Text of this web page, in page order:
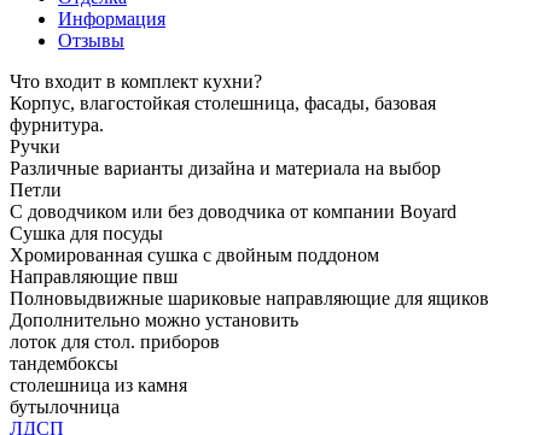
Информация
Отзывы
Что входит в комплект кухни?
Корпус, влагостойкая столешница, фасады, базовая
фурнитура.
Ручки
Различные варианты дизайна и материала на выбор
Петли
С доводчиком или без доводчика от компании Boyard
Сушка для посуды
Хромированная сушка с двойным поддоном
Направляющие пвш
Полновыдвижные шариковые направляющие для ящиков
Дополнительно можно установить
лоток для стол. приборов
тандембоксы
столешница из камня
бутылочница
ЛДСП